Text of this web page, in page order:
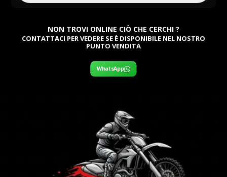
NON TROVI ONLINE CIÒ CHE CERCHI ?
CONTATTACI PER VEDERE SE È DISPONIBILE NEL NOSTRO
PUNTO VENDITA
WhatsApp